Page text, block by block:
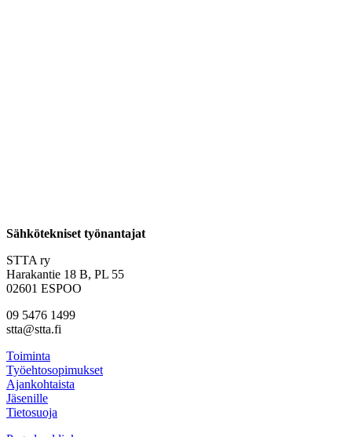
Sähkötekniset työnantajat
STTA ry
Harakantie 18 B, PL 55
02601 ESPOO
09 5476 1499
stta@stta.fi
Toiminta
Työehtosopimukset
Ajankohtaista
Jäsenille
Tietosuoja